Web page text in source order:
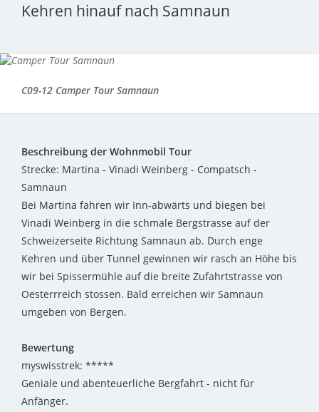
Kehren hinauf nach Samnaun
C09-12 Camper Tour Samnaun
Beschreibung der Wohnmobil Tour
Strecke: Martina - Vinadi Weinberg - Compatsch -
Samnaun
Bei Martina fahren wir Inn-abwärts und biegen bei
Vinadi Weinberg in die schmale Bergstrasse auf der
Schweizerseite Richtung Samnaun ab. Durch enge
Kehren und über Tunnel gewinnen wir rasch an Höhe bis
wir bei Spissermühle auf die breite Zufahrtstrasse von
Oesterrreich stossen. Bald erreichen wir Samnaun
umgeben von Bergen.
Bewertung
myswisstrek: *****
Geniale und abenteuerliche Bergfahrt - nicht für
Anfänger.